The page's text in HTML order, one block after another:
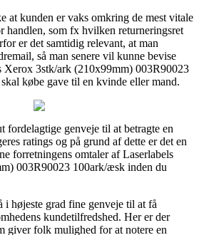
at kunden er vaks omkring de mest vitale
handlen, som fx hvilken returneringsret
er det samtidig relevant, at man
så man senere vil kunne bevise
Xerox 3stk/ark (210x99mm) 003R90023
købe gave til en kvinde eller mand.
fordelagtige genveje til at betragte en
ratings og på grund af dette er det en
forretningens omtaler af Laserlabels
003R90023 100ark/æsk inden du
i højeste grad fine genveje til at få
kundetilfredshed. Her er der
giver folk mulighed for at notere en